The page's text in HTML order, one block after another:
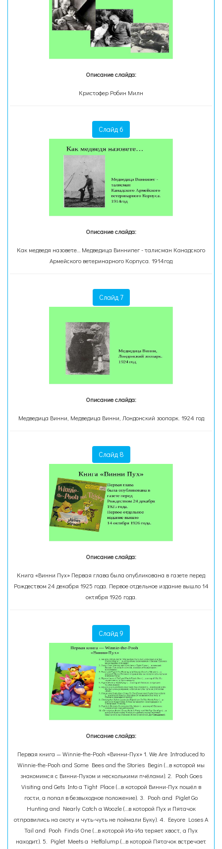
Описание слайда:
Кристофер Робин Милн
Слайд 6
Описание слайда:
Как медведя назовете… Медведица Виннипег - талисман Канадского
Армейского ветеринарного Корпуса. 1914год
Слайд 7
Описание слайда:
Медведица Винни, Медведица Винни, Лондонский зоопарк. 1924 год
Слайд 8
Описание слайда:
Книга «Винни Пух» Первая глава была опубликована в газете перед
Рождеством 24 декабря 1925 года. Первое отдельное издание вышло 14
октября 1926 года.
Слайд 9
Описание слайда:
Первая книга — Winnie-the-Pooh «Винни-Пух» 1. We Are Introduced to
Winnie-the-Pooh and Some Bees and the Stories Begin (…в которой мы
знакомимся с Винни-Пухом и несколькими пчёлами). 2. Pooh Goes
Visiting and Gets Into a Tight Place (…в которой Винни-Пух пошёл в
гости, а попал в безвыходное положение). 3. Pooh and Piglet Go
Hunting and Nearly Catch a Woozle (…в которой Пух и Пятачок
отправились на охоту и чуть-чуть не поймали Буку). 4. Eeyore Loses A
Tail and Pooh Finds One (…в которой Иа-Иа теряет хвост, а Пух
находит). 5. Piglet Meets a Heffalump (…в которой Пятачок встречает